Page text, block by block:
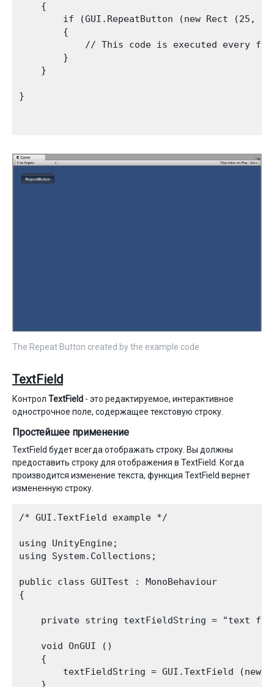
    {
if (GUI.RepeatButton (new Rect (25,
        {
// This code is executed every
        }
    }
}
The Repeat Button created by the example code
TextField
Контрол TextField - это редактируемое, интерактивное
однострочное поле, содержащее текстовую строку.
Простейшее применение
TextField будет всегда отображать строку. Вы должны
предоставить строку для отображения в TextField. Когда
производится изменение текста, функция TextField вернет
измененную строку.
/* GUI.TextField example */
using UnityEngine;
using System.Collections;
public class GUITest : MonoBehaviour
{
private string textFieldString = "text
    void OnGUI ()
    {
textFieldString = GUI.TextField (new